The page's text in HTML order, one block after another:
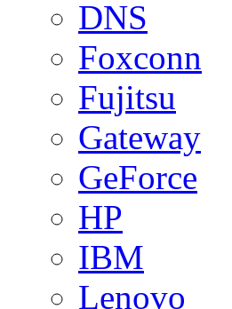
DNS
Foxconn
Fujitsu
Gateway
GeForce
HP
IBM
Lenovo